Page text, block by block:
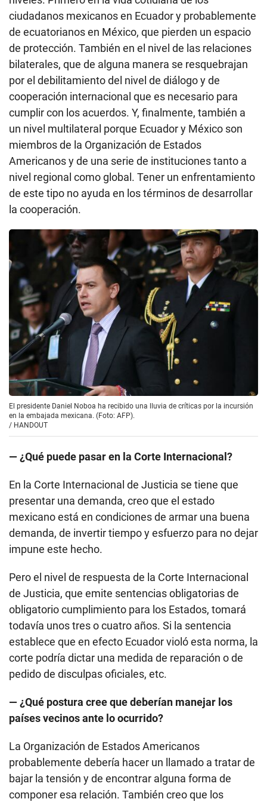
ciudadanos mexicanos en Ecuador y probablemente
de ecuatorianos en México, que pierden un espacio
de protección. También en el nivel de las relaciones
bilaterales, que de alguna manera se resquebrajan
por el debilitamiento del nivel de diálogo y de
cooperación internacional que es necesario para
cumplir con los acuerdos. Y, finalmente, también a
un nivel multilateral porque Ecuador y México son
miembros de la Organización de Estados
Americanos y de una serie de instituciones tanto a
nivel regional como global. Tener un enfrentamiento
de este tipo no ayuda en los términos de desarrollar
la cooperación.
El presidente Daniel Noboa ha recibido una lluvia de críticas por la incursión
en la embajada mexicana. (Foto: AFP).
/ HANDOUT
— ¿Qué puede pasar en la Corte Internacional?
En la Corte Internacional de Justicia se tiene que
presentar una demanda, creo que el estado
mexicano está en condiciones de armar una buena
demanda, de invertir tiempo y esfuerzo para no dejar
impune este hecho.
Pero el nivel de respuesta de la Corte Internacional
de Justicia, que emite sentencias obligatorias de
obligatorio cumplimiento para los Estados, tomará
todavía unos tres o cuatro años. Si la sentencia
establece que en efecto Ecuador violó esta norma, la
corte podría dictar una medida de reparación o de
pedido de disculpas oficiales, etc.
— ¿Qué postura cree que deberían manejar los
países vecinos ante lo ocurrido?
La Organización de Estados Americanos
probablemente debería hacer un llamado a tratar de
bajar la tensión y de encontrar alguna forma de
componer esa relación. También creo que los